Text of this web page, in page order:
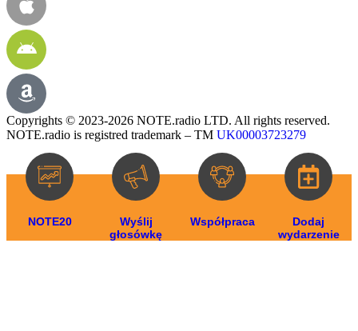
Copyrights © 2023-2026 NOTE.radio LTD. All rights reserved.
NOTE.radio is registred trademark – TM UK00003723279
NOTE20
Wyślij
głosówkę
Współpraca
Dodaj
wydarzenie